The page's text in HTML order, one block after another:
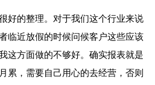
好的整理。对于我们这个行业来说
临近放假的时候问候客户这些应该
这方面做的不够好。确实报表就是
累，需要自己用心的去经营，否则